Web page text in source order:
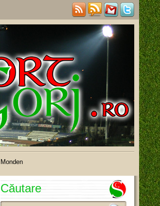
Monden
Căutare